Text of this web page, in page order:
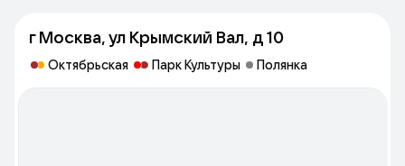
г Москва, ул Крымский Вал, д 10
Октябрьская Парк Культуры Полянка